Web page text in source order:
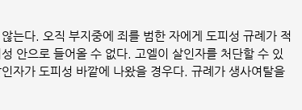
는다. 오직 부지중에 죄를 범한 자에게 도피성 규례가 적
안으로 들어올 수 없다. 고엘이 살인자를 처단할 수 있
자가 도피성 바깥에 나왔을 경우다. 규례가 생사여탈을